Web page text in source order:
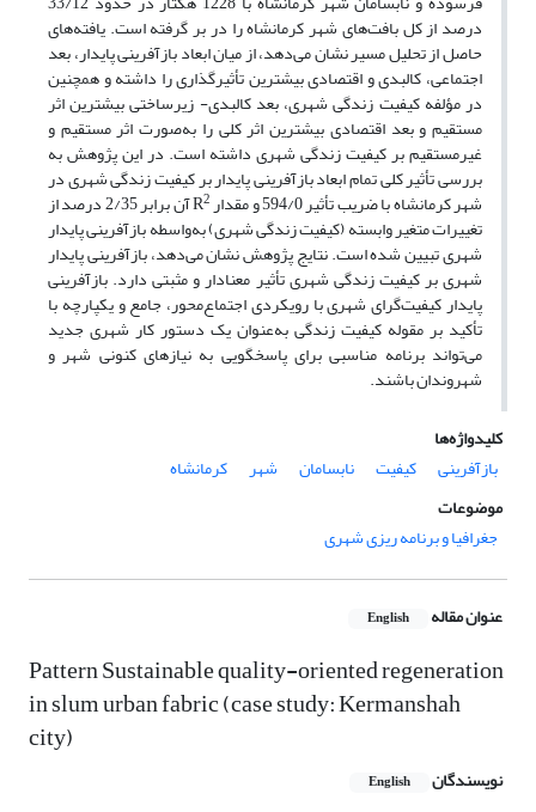
درصد از کل بافت‌های شهر کرمانشاه را در بر گرفته است. یافته‌های
حاصل از تحلیل مسیر نشان می‌دهد، از میان ابعاد بازآفرینی پایدار، بعد
اجتماعی، کالبدی و اقتصادی بیشترین تأثیرگذاری را داشته و همچنین
در مؤلفه کیفیت زندگی شهری، بعد کالبدی- زیرساختی بیشترین اثر
مستقیم و بعد اقتصادی بیشترین اثر کلی را به‌صورت اثر مستقیم و
غیرمستقیم بر کیفیت زندگی شهری داشته است. در این پژوهش به
بررسی تأثیر کلی تمام ابعاد بازآفرینی پایدار بر کیفیت زندگی شهری در
شهر کرمانشاه با ضریب تأثیر 594/0 و مقدار R 2 آن برابر 2/35 درصد از
تغییرات متغیر وابسته (کیفیت زندگی شهری) به‌واسطه بازآفرینی پایدار
شهری تبیین شده است. نتایج پژوهش نشان می‌دهد، بازآفرینی پایدار
شهری بر کیفیت زندگی شهری تأثیر معنادار و مثبتی دارد. بازآفرینی
پایدار کیفیت‌گرای شهری با رویکردی اجتماع‌محور، جامع و یکپارچه با
تأکید بر مقوله کیفیت زندگی به‌عنوان یک دستور کار شهری جدید
می‌تواند برنامه مناسبی برای پاسخگویی به نیازهای کنونی شهر و
شهروندان باشند.
کلیدواژه‌ها
بازآفرینی
کیفیت نابسامان شهر
کرمانشاه
موضوعات
جغرافیا و برنامه ریزی شهری
عنوان مقاله English
Pattern Sustainable quality-oriented regeneration
in slum urban fabric (case study: Kermanshah
city)
نویسندگان English